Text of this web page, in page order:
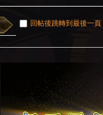
回帖後跳轉到最後一頁